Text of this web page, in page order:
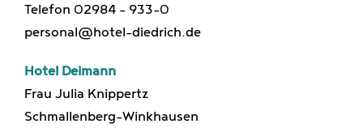
Telefon 02984 – 933-0
personal@hotel-diedrich.de
Hotel Deimann
Frau Julia Knippertz
Schmallenberg-Winkhausen